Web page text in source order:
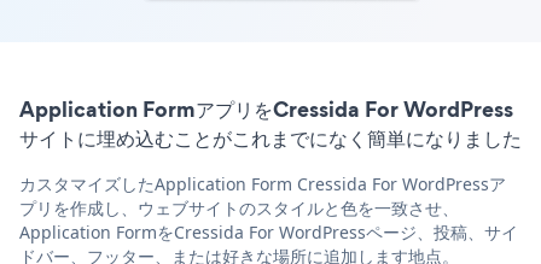
Application FormアプリをCressida For WordPress
サイトに埋め込むことがこれまでになく簡単になりました
カスタマイズしたApplication Form Cressida For WordPressア
プリを作成し、ウェブサイトのスタイルと色を一致させ、
Application FormをCressida For WordPressページ、投稿、サイ
ドバー、フッター、または好きな場所に追加します地点。